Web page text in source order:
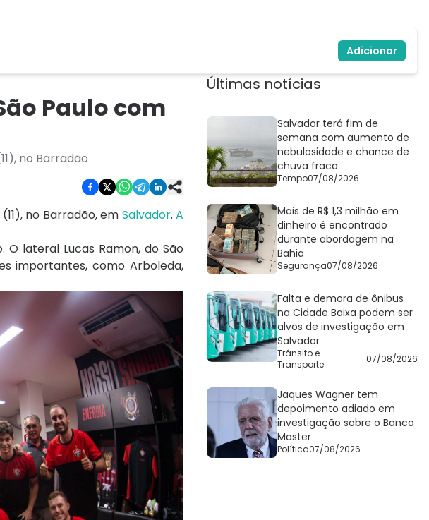
Adicionar
Paulo com
no Barradão
no Barradão, em Salvador.A
lateral Lucas Ramon, do São
importantes, como Arboleda,
Últimas notícias
Salvador terá fim de
semana com aumento de
nebulosidade e chance de
chuva fraca
Tempo07/08/2026
Mais de R$ 1,3 milhão em
dinheiro é encontrado
durante abordagem na
Bahia
Segurança07/08/2026
Falta e demora de ônibus
na Cidade Baixa podem ser
alvos de investigação em
Salvador
Trânsito e
Transporte
07/08/2026
Jaques Wagner tem
depoimento adiado em
investigação sobre o Banco
Master
Política07/08/2026